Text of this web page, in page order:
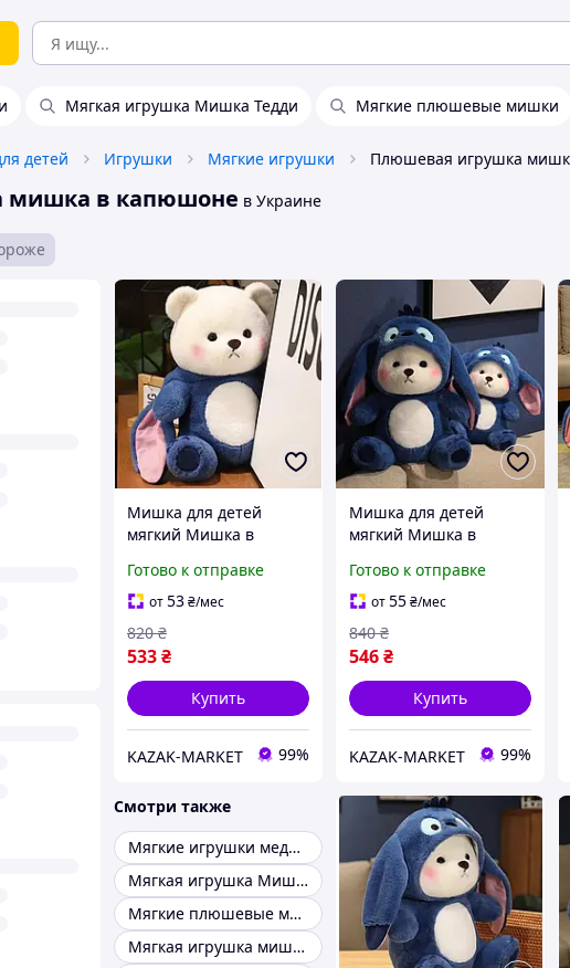
Мягкая игрушка Мишка Тедди Мягкие плюшевые мишки
детей Игрушки Мягкие игрушки
мишка в капюшоне в Украине
Мишка для детей
мягкий Мишка в
игрушка Мягкий
плюшевый мишка в
костюме Плюшевый
мишка 27см
Готово к отправке
от53₴/мес
533₴
820 ₴
Купить
KAZAK-MARKET 99%
Мишка для детей
мягкий Мишка в
игрушка Мягкий
плюшевый мишка в
костюме Плюшевый
мишка 27 см
Готово к отправке
от55₴/мес
546₴
840 ₴
Купить
KAZAK-MARKET 99%
Смотри также
Мягкие игрушки медведи
Мягкая игрушка Мишка Тедди
Мягкие плюшевые мишки
Мягкая игрушка мишка в капюшоне стич